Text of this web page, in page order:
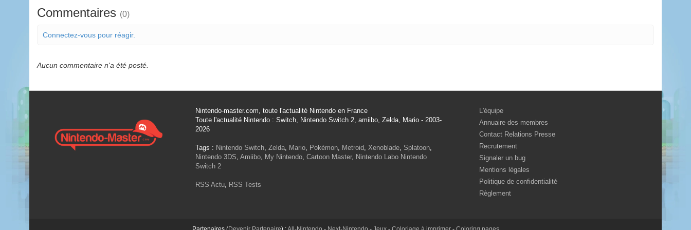
Commentaires (0)
Connectez-vous pour réagir.
Aucun commentaire n'a été posté.
Nintendo-master.com, toute l'actualité Nintendo en France
Toute l'actualité Nintendo : Switch, Nintendo Switch 2, amiibo, Zelda, Mario - 2003-
2026
Tags : Nintendo Switch, Zelda, Mario, Pokémon, Metroid Xenoblade, Splatoon,
Nintendo 3DS Amiibo, My Nintendo, Cartoon Master, Nintendo Labo Nintendo
Switch 2
RSS Actu, RSS Tests
L'équipe
Annuaire des membres
Contact Relations Presse
Recrutement
Signaler un bug
Mentions légales
Politique de confidentialité
Règlement